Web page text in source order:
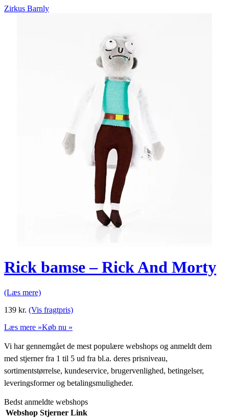
Zirkus Barnly
Rick bamse – Rick And Morty
(Læs mere)
139 kr. (Vis fragtpris)
Læs mere »Køb nu »
Vi har gennemgået de mest populære webshops og anmeldt dem
med stjerner fra 1 til 5 ud fra bl.a. deres prisniveau,
sortimentstørrelse, kundeservice, brugervenlighed, betingelser,
leveringsformer og betalingsmuligheder.
Bedst anmeldte webshops
Webshop Stjerner Link